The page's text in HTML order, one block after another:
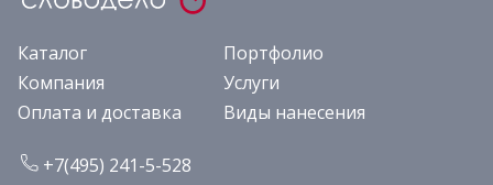
Каталог
Портфолио
Компания
Услуги
Оплата и доставка
Виды нанесения
+7(495) 241-5-528